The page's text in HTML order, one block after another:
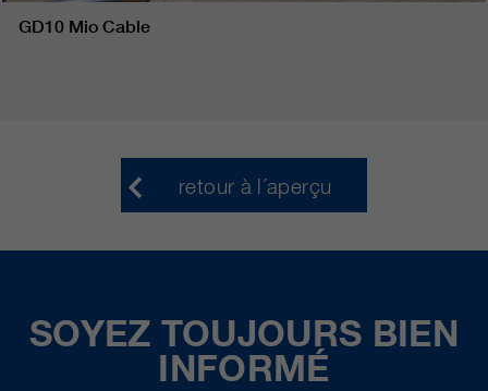
GD10 Mio Cable
retour à l´aperçu
SOYEZ TOUJOURS BIEN
INFORMÉ